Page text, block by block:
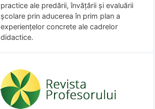
practice ale predării, învăţării şi evaluării
şcolare prin aducerea în prim plan a
experienţelor concrete ale cadrelor
didactice.